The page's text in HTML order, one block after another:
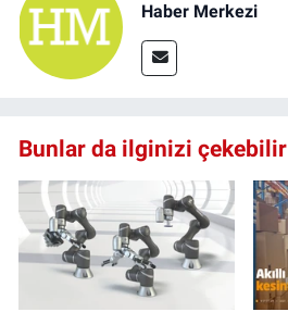
Haber Merkezi
Bunlar da ilginizi çekebilir